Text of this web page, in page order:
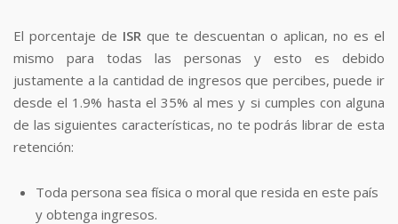
El porcentaje de ISR que te descuentan o aplican, no es el
mismo para todas las personas y esto es debido
justamente a la cantidad de ingresos que percibes, puede ir
desde el 1.9% hasta el 35% al mes y si cumples con alguna
de las siguientes características, no te podrás librar de esta
retención:
Toda persona sea física o moral que resida en este país
y obtenga ingresos.